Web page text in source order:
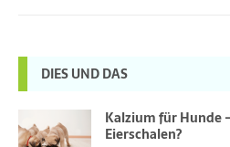
DIES UND DAS
Kalzium für Hunde
Eierschalen?